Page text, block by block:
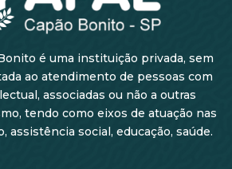
é uma instituição privada, sem
ao atendimento de pessoas com
associadas ou não a outras
tendo como eixos de atuação nas
assistência social, educação, saúde.